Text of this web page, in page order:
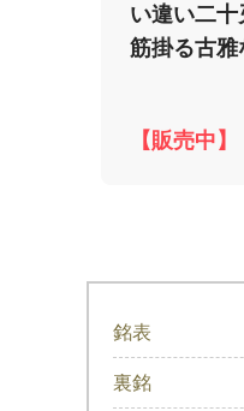
い違い二
筋掛る古
【販売中】
銘表
裏銘